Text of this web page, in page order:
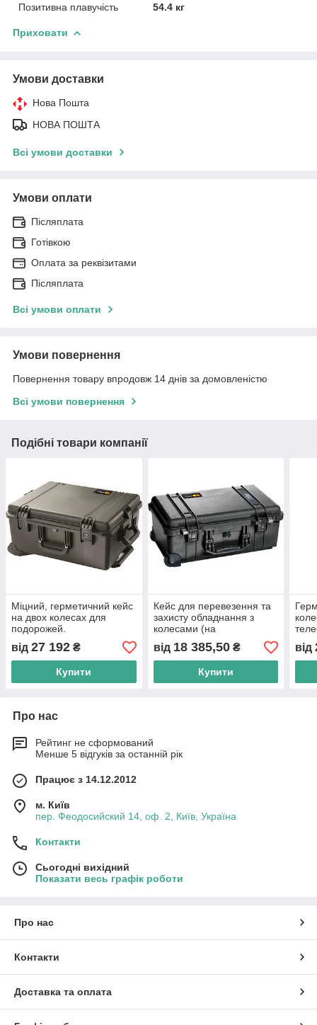
Позитивна плавучість
54.4 кг
Приховати
Умови доставки
Нова Пошта
НОВА ПОШТА
Всі умови доставки
Умови оплати
Післяплата
Готівкою
Оплата за реквізитами
Післяплата
Всі умови оплати
Умови повернення
Повернення товару впродовж 14 днів за домовленістю
Всі умови повернення
Подібні товари компанії
Міцний, герметичний кейс
на двох колесах для
подорожей.
від 27 192 ₴
Купити
Кейс для перевезення та
захисту обладнання з
колесами (на
кулькопідшипниках) і
висувною ручкою.
від 18 385,50₴
Купити
від
Про нас
Рейтинг не сформований
Менше 5 відгуків за останній рік
Працює з 14.12.2012
м. Київ
пер. Феодосийский 14, оф. 2, Київ, Україна
Контакти
Сьогодні вихідний
Показати весь графік роботи
Про нас
Контакти
Доставка та оплата